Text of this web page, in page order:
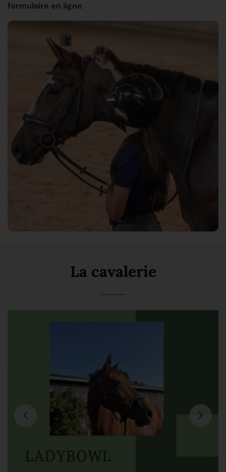
formulaire en ligne.
La cavalerie